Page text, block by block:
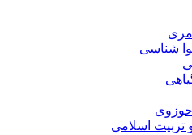
شناسی
حوزوی
تربیت اسلامی